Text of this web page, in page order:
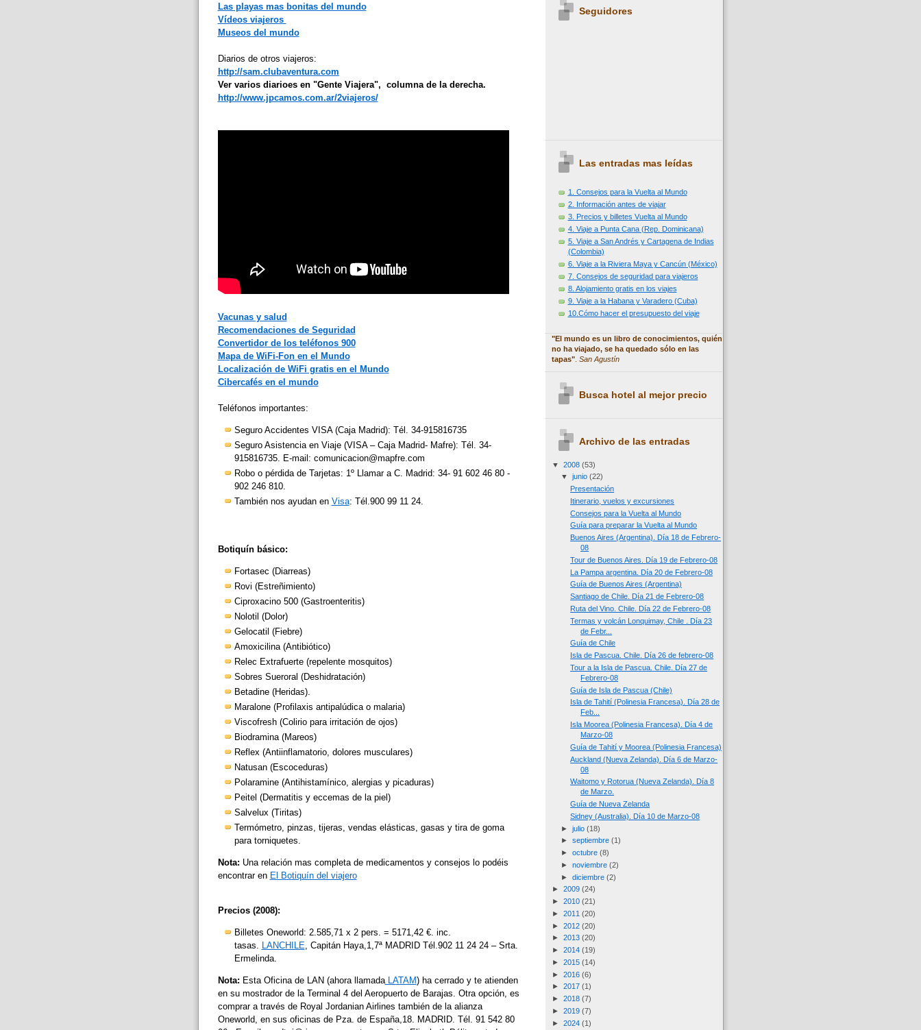
Las playas mas bonitas del mundo
Vídeos viajeros
Museos del mundo
Diarios de otros viajeros:
http://sam.clubaventura.com
Ver varios diarioes en "Gente Viajera", columna de la derecha.
http://www.jpcamos.com.ar/2viajeros/
Vacunas y salud
Recomendaciones de Seguridad
Convertidor de los teléfonos 900
Mapa de WiFi-Fon en el Mundo
Localización de WiFi gratis en el Mundo
Cibercafés en el mundo
Teléfonos importantes:
Seguro Accidentes VISA (Caja Madrid): Tél. 34-915816735
Seguro Asistencia en Viaje (VISA – Caja Madrid- Mafre): Tél. 34-
915816735. E-mail: comunicacion@mapfre.com
Robo o pérdida de Tarjetas: 1º Llamar a C. Madrid: 34- 91 602 46 80 -
902 246 810.
También nos ayudan en Visa: Tél.900 99 11 24.
Botiquín básico:
Fortasec (Diarreas)
Rovi (Estreñimiento)
Ciproxacino 500 (Gastroenteritis)
Nolotil (Dolor)
Gelocatil (Fiebre)
Amoxicilina (Antibiótico)
Relec Extrafuerte (repelente mosquitos)
Sobres Sueroral (Deshidratación)
Betadine (Heridas).
Maralone (Profilaxis antipalúdica o malaria)
Viscofresh (Colirio para irritación de ojos)
Biodramina (Mareos)
Reflex (Antiinflamatorio, dolores musculares)
Natusan (Escoceduras)
Polaramine (Antihistamínico, alergias y picaduras)
Peitel (Dermatitis y eccemas de la piel)
Salvelux (Tiritas)
Termómetro, pinzas, tijeras, vendas elásticas, gasas y tira de goma
para torniquetes.
Nota: Una relación mas completa de medicamentos y consejos lo podéis
encontrar en El Botiquín del viajero
Precios (2008):
Billetes Oneworld: 2.585,71 x 2 pers. = 5171,42 €. inc.
tasas.
LANCHILE , Capitán Haya,1,7ª MADRID Tél.902 11 24 24 – Srta.
Ermelinda.
Nota: Esta Oficina de LAN (ahora llamadaLATAM) ha cerrado y te atienden
en su mostrador de la Terminal 4 del Aeropuerto de Barajas. Otra opción, es
comprar a través de Royal Jordanian Airlines también de la alianza
Oneworld, en sus oficinas de Pza. de España,18. MADRID. Tél. 91 542 80
Seguidores
Las entradas mas leídas
1. Consejos para la Vuelta al Mundo
2. Información antes de viajar
3. Precios y billetes Vuelta al Mundo
4. Viaje a Punta Cana (Rep. Dominicana)
5. Viaje a San Andrés y Cartagena de Indias
(Colombia)
6. Viaje a la Riviera Maya y Cancún (México)
7. Consejos de seguridad para viajeros
8. Alojamiento gratis en los viajes
9. Viaje a la Habana y Varadero (Cuba)
10.Cómo hacer el presupuesto del viaje
"El mundo es un libro de conocimientos, quién
no ha viajado, se ha quedado sólo en las
tapas". San Agustín
Busca hotel al mejor precio
Archivo de las entradas
▼ 2008 (53)
▼ junio (22)
Presentación
Itinerario, vuelos y excursiones
Consejos para la Vuelta al Mundo
Guía para preparar la Vuelta al Mundo
Buenos Aires (Argentina). Día 18 de Febrero-
08
Tour de Buenos Aires. Día 19 de Febrero-08
La Pampa argentina. Día 20 de Febrero-08
Guía de Buenos Aires (Argentina)
Santiago de Chile. Día 21 de Febrero-08
Ruta del Vino. Chile. Día 22 de Febrero-08
Termas y volcán Lonquimay, Chile . Día 23
de Febr...
Guía de Chile
Isla de Pascua. Chile. Día 26 de febrero-08
Tour a la Isla de Pascua. Chile. Día 27 de
Febrero-08
Guía de Isla de Pascua (Chile)
Isla de Tahití (Polinesia Francesa). Día 28 de
Feb...
Isla Moorea (Polinesia Francesa). Día 4 de
Marzo-08
Guía de Tahití y Moorea (Polinesia Francesa)
Auckland (Nueva Zelanda). Día 6 de Marzo-
08
Waitomo y Rotorua (Nueva Zelanda). Día 8
de Marzo.
Guía de Nueva Zelanda
Sidney (Australia). Día 10 de Marzo-08
► julio (18)
► septiembre (1)
► octubre (8)
► noviembre (2)
► diciembre (2)
► 2009 (24)
► 2010 (21)
► 2011 (20)
► 2012 (20)
► 2013 (20)
► 2014 (19)
► 2015 (14)
► 2016 (6)
► 2017 (1)
► 2018 (7)
► 2019 (7)
► 2024 (1)